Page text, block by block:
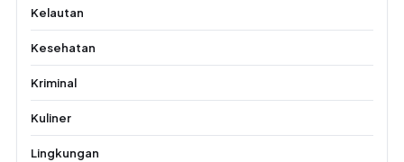
Kelautan
Kesehatan
Kriminal
Kuliner
Lingkungan